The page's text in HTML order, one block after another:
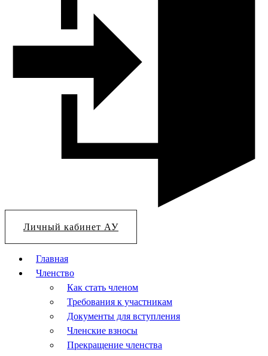
Личный кабинет АУ
Главная
Членство
Как стать членом
Требования к участникам
Документы для вступления
Членские взносы
Прекращение членства